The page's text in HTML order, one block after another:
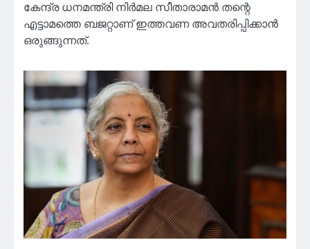
കേന്ദ്ര ധനമന്ത്രി നിർമല സീതാരാമൻ തന്റെ
എട്ടാമത്തെ ബജറ്റാണ് ഇത്തവണ അവതരിപ്പിക്കാൻ
ഒരുങ്ങുന്നത്.